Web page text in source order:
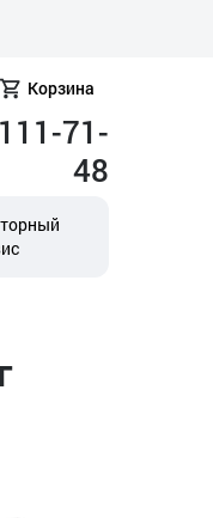
Корзина
71-
48